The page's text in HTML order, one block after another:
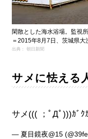
閑散とした海水浴場。監視
＝2015年8月7日、茨城県大
出典： 朝日新聞
サメに怯える
サメ((( ；ﾟДﾟ)))ｶﾞｸ
— 夏目鏡夜@15